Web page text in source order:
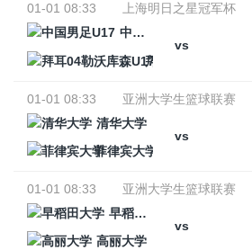
01-01 08:33
上海明日之星冠军杯
中国男足U17
vs
拜耳04勒沃库森U17
01-01 08:33
亚洲大学生篮球联赛
清华大学
vs
菲律宾大学
01-01 08:33
亚洲大学生篮球联赛
早稻田大学
vs
高丽大学